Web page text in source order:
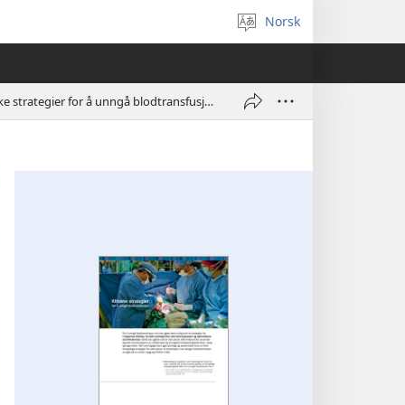
Velg
språk
Norsk
Kliniske strategier for å unngå blodtransfusjon